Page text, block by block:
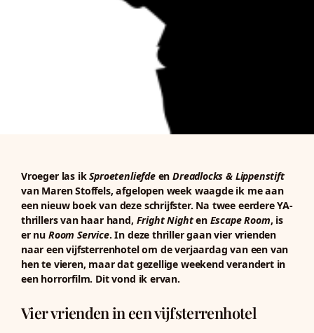
Vroeger las ikSproetenliefdeenDreadlocks & Lippenstift
van Maren Stoffels, afgelopen week waagde ik me aan
een nieuw boek van deze schrijfster. Na twee eerdere YA-
thrillers van haar hand, Fright Nighten Escape Room, is
er nu Room Service. In deze thriller gaan vier vrienden
naar een vijfsterrenhotel om de verjaardag van een van
hen te vieren, maar dat gezellige weekend verandert in
een horrorfilm. Dit vond ik ervan.
Vier vrienden in een vijfsterrenhotel